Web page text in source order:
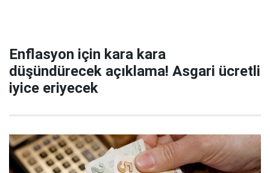
Enflasyon için kara kara
düşündürecek açıklama! Asgari ücretli
iyice eriyecek